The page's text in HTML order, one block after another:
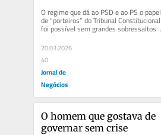
O regime que dá ao PSD e ao PS o papel
de “porteiros” do Tribunal Constitucional
foi possível sem grandes sobressaltos
enquanto conseguiram...
20.03.2026
40
Jornal de
Negócios
O homem que gostava de
governar sem crise